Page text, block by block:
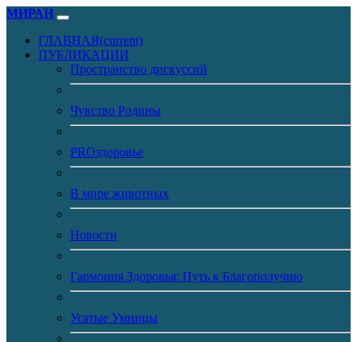
МИРАН
ГЛАВНАЯ(current)
ПУБЛИКАЦИИ
Пространство дискуссий
Чувство Родины
PROздоровье
В мире животных
Новости
Гармония Здоровья: Путь к Благополучию
Усатые Умницы